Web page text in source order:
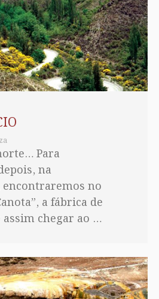
Para
na
no
a fábrica de
chegar ao …